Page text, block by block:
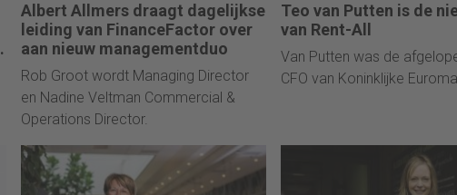
Albert Allmers draagt dagelijkse
leiding van FinanceFactor over
aan nieuw managementduo
Rob Groot wordt Managing Director
en Nadine Veltman Commercial &
Operations Director.
Teo van Putten is de
van Rent-All
Van Putten was de
CFO van Koninklijke